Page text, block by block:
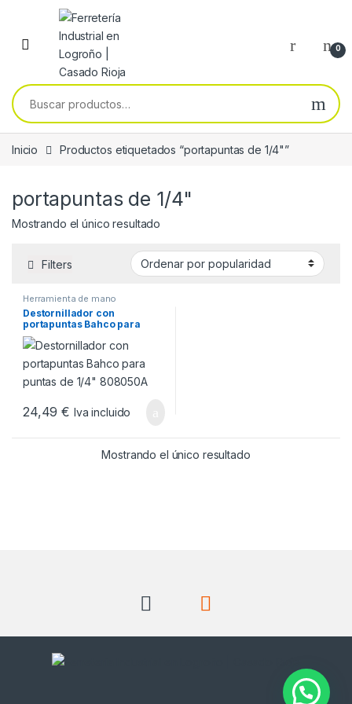
Skip to navigation
Skip to content
0
Buscar por:
Inicio Productos etiquetados “portapuntas de 1/4"”
portapuntas de 1/4"
Mostrando el único resultado
Filters
Herramienta de mano
Destornillador con
portapuntas Bahco para
puntas de 1/4″ 808050A
24,49€ Iva incluido
Mostrando el único resultado